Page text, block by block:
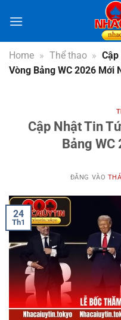
qua
dung
Home » Thể thao »
Vòng Bảng WC 2026 Mới
Cập Nhật Tin
Bảng
ĐĂNG VÀO
24
Th1